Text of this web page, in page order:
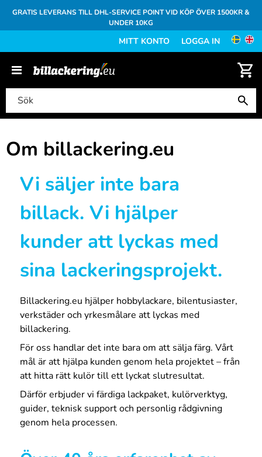
GRATIS LEVERANS TILL DHL-SERVICE POINT VID KÖP ÖVER 1500KR &
UNDER 10KG
MITT KONTO LOGGA IN
Om billackering.eu
Vi säljer inte bara
billack. Vi hjälper
kunder att lyckas med
sina lackeringsprojekt.
Billackering.eu hjälper hobbylackare, bilentusiaster,
verkstäder och yrkesmålare att lyckas med
billackering.
För oss handlar det inte bara om att sälja färg. Vårt
mål är att hjälpa kunden genom hela projektet – från
att hitta rätt kulör till ett lyckat slutresultat.
Därför erbjuder vi färdiga lackpaket, kulörverktyg,
guider, teknisk support och personlig rådgivning
genom hela processen.